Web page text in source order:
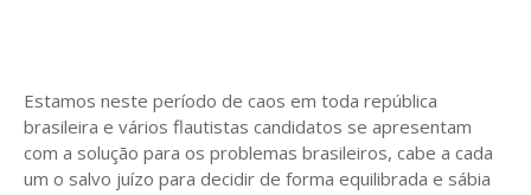
Estamos neste período de caos em toda república
brasileira e vários flautistas candidatos se apresentam
com a solução para os problemas brasileiros, cabe a cada
um o salvo juízo para decidir de forma equilibrada e sábia